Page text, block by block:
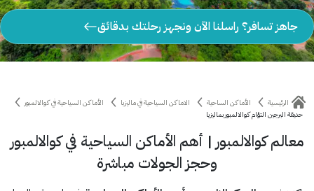
جاهز تسافر؟ راسلنا الآن ونجهز رحلتك بدقائق
الرئيسية الأماكن الساحية الاماكن السياحية في ماليزيا
الأماكن السياحية في كوالالمبور
حديقة البرجين التؤام كوالالمبور بماليزيا
معالم كوالالمبور | أهم الأماكن السياحية في كوالالمبور
وحجز الجولات مباشرة